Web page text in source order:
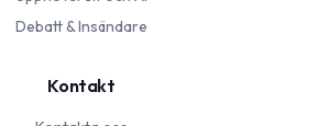
Debatt & Insändare
Kontakt